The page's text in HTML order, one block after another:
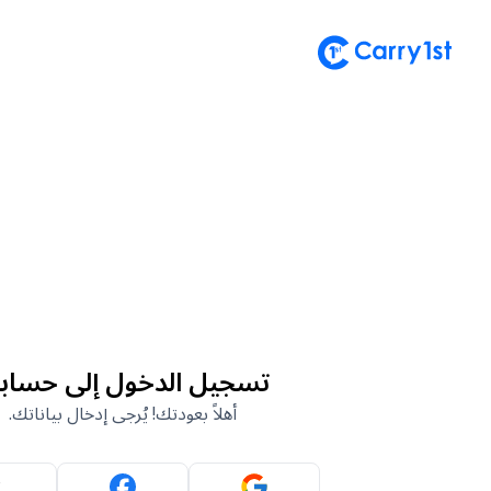
تسجيل الدخول إلى
أهلاً بعودتك! يُرجى إدخال بياناتك.